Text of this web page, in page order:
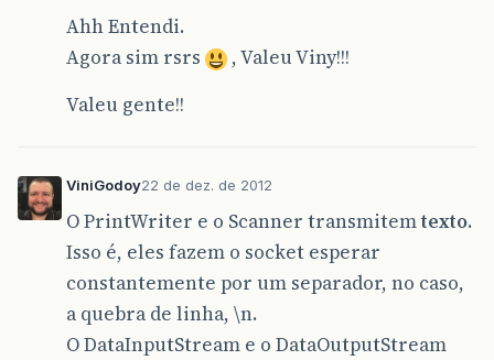
Ahh Entendi.
Agora sim rsrs
, Valeu Viny!!!
Valeu gente!!
ViniGodoy22 de dez. de 2012
O PrintWriter e o Scanner transmitemtexto.
Isso é, eles fazem o socket esperar
constantemente por um separador, no caso,
a quebra de linha, \n.
O DataInputStream e o DataOutputStream